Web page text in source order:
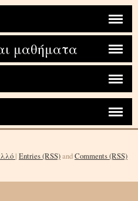
μαθήματα
| Entries (RSS)andComments (RSS)